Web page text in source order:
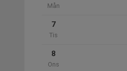
Mån
7
Tis
8
Ons